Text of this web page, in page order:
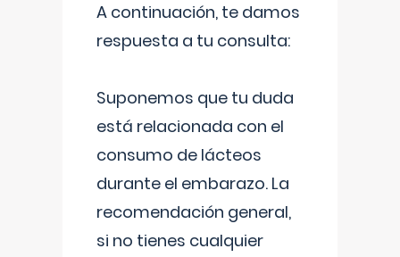
A continuación, te damos
respuesta a tu consulta:
Suponemos que tu duda
está relacionada con el
consumo de lácteos
durante el embarazo. La
recomendación general,
si no tienes cualquier